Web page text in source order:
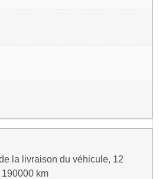
la livraison du véhicule, 12
km